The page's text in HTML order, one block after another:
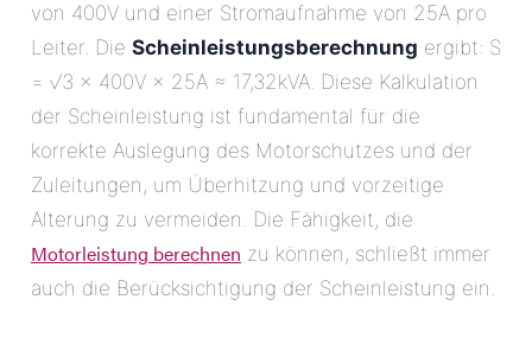
von 400V und einer Stromaufnahme von 25A pro
Leiter. Die Scheinleistungsberechnung ergibt: S
= √3 × 400V × 25A ≈ 17,32kVA. Diese Kalkulation
der Scheinleistung ist fundamental für die
korrekte Auslegung des Motorschutzes und der
Zuleitungen, um Überhitzung und vorzeitige
Alterung zu vermeiden. Die Fähigkeit, die
Motorleistung berechnen zu können, schließt immer
auch die Berücksichtigung der Scheinleistung ein.